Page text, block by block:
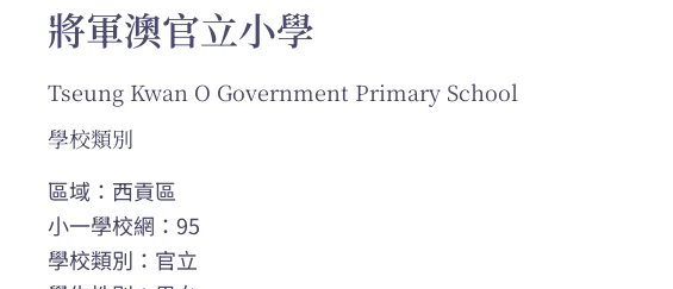
將軍澳官立小學
Tseung Kwan O Government Primary School
學校類別
區域：西貢區
小一學校網：95
學校類別：官立